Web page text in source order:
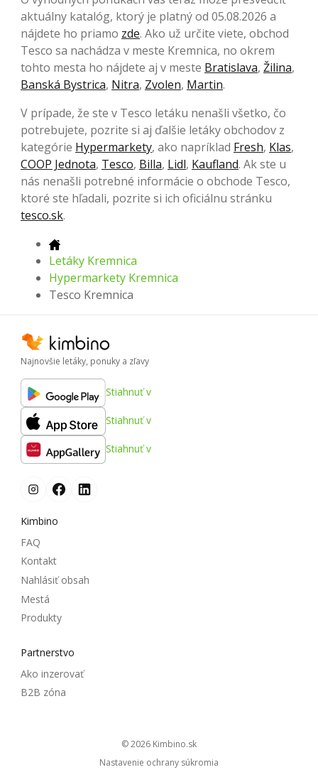
aktuálny katalóg, ktorý je platný od 05.08.2026 a
nájdete ho priamo zde. Ako už určite viete, obchod
Tesco sa nachádza v meste Kremnica, no okrem
tohto mesta ho nájdete aj v meste Bratislava, Žilina,
Banská Bystrica, Nitra, Zvolen, Martin.
V prípade, že ste v Tesco letáku nenašli všetko, čo
potrebujete, pozrite si aj ďalšie letáky obchodov z
kategórie Hypermarkety, ako napríklad Fresh, Klas,
COOP Jednota, Tesco, Billa, Lidl, Kaufland. Ak ste u
nás nenašli potrebné informácie o obchode Tesco,
ktoré ste hľadali, pozrite si ich oficiálnu stránku
tesco.sk.
Letáky Kremnica
Hypermarkety Kremnica
Tesco Kremnica
Najnovšie letáky, ponuky a zľavy
Stiahnuť v
Stiahnuť v
Stiahnuť v
Kimbino
FAQ
Kontakt
Nahlásiť obsah
Mestá
Produkty
Partnerstvo
Ako inzerovať
B2B zóna
© 2026
kimbino.sk
Nastavenie ochrany súkromia